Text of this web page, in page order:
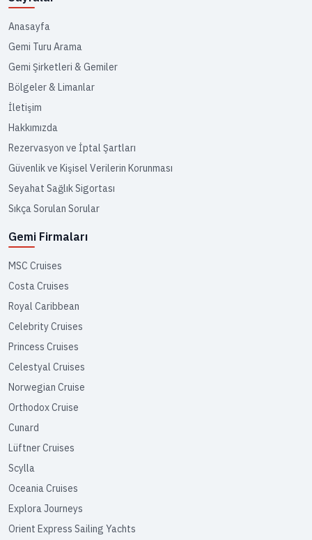
Anasayfa
Gemi Turu Arama
Gemi Şirketleri & Gemiler
Bölgeler & Limanlar
İletişim
Hakkımızda
Rezervasyon ve İptal Şartları
Güvenlik ve Kişisel Verilerin Korunması
Seyahat Sağlık Sigortası
Sıkça Sorulan Sorular
Gemi Firmaları
MSC Cruises
Costa Cruises
Royal Caribbean
Celebrity Cruises
Princess Cruises
Celestyal Cruises
Norwegian Cruise
Orthodox Cruise
Cunard
Lüftner Cruises
Scylla
Oceania Cruises
Explora Journeys
Orient Express Sailing Yachts